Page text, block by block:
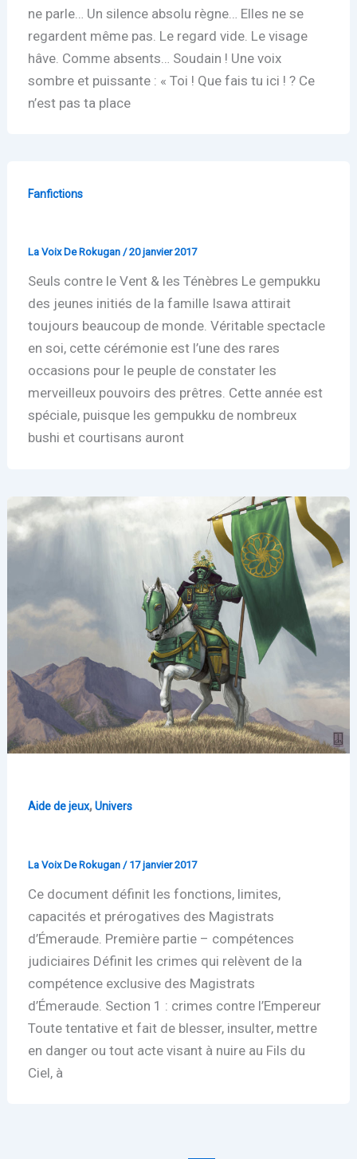
ne parle… Un silence absolu règne… Elles ne se
regardent même pas. Le regard vide. Le visage
hâve. Comme absents… Soudain ! Une voix
sombre et puissante : « Toi ! Que fais tu ici ! ? Ce
n’est pas ta place
Fanfictions
La Voix De Rokugan /20 janvier 2017
Seuls contre le Vent & les Ténèbres Le gempukku
des jeunes initiés de la famille Isawa attirait
toujours beaucoup de monde. Véritable spectacle
en soi, cette cérémonie est l’une des rares
occasions pour le peuple de constater les
merveilleux pouvoirs des prêtres. Cette année est
spéciale, puisque les gempukku de nombreux
bushi et courtisans auront
Aide de jeux,Univers
La Voix De Rokugan / 17 janvier 2017
Ce document définit les fonctions, limites,
capacités et prérogatives des Magistrats
d’Émeraude. Première partie – compétences
judiciaires Définit les crimes qui relèvent de la
compétence exclusive des Magistrats
d’Émeraude. Section 1 : crimes contre l’Empereur
Toute tentative et fait de blesser, insulter, mettre
en danger ou tout acte visant à nuire au Fils du
Ciel, à